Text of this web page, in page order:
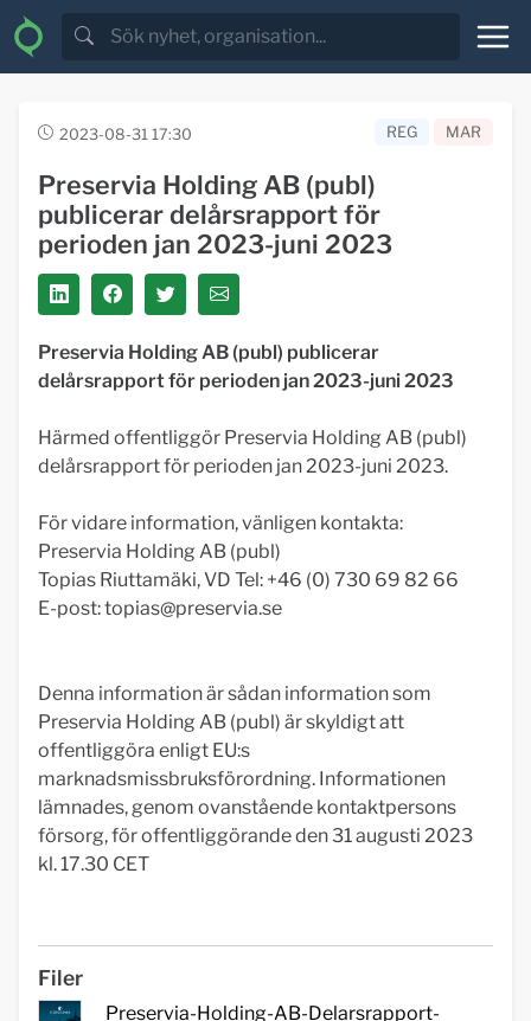
2023-08-31 17:30 REG MAR
Preservia Holding AB (publ)
publicerar delårsrapport för
perioden jan 2023-juni 2023
Preservia Holding AB (publ) publicerar
delårsrapport för perioden jan 2023-juni 2023
Härmed offentliggör Preservia Holding AB (publ)
delårsrapport för perioden jan 2023-juni 2023.
För vidare information, vänligen kontakta:
Preservia Holding AB (publ)
Topias Riuttamäki, VD Tel: +46 (0) 730 69 82 66
E-post:topias@preservia.se
Denna information är sådan information som
Preservia Holding AB (publ) är skyldigt att
offentliggöra enligt EU:s
marknadsmissbruksförordning. Informationen
lämnades, genom ovanstående kontaktpersons
försorg, för offentliggörande den 31 augusti 2023
kl. 17.30 CET
Filer
Preservia-Holding-AB-Delarsrapport-